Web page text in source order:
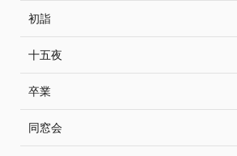
初詣
十五夜
卒業
同窓会